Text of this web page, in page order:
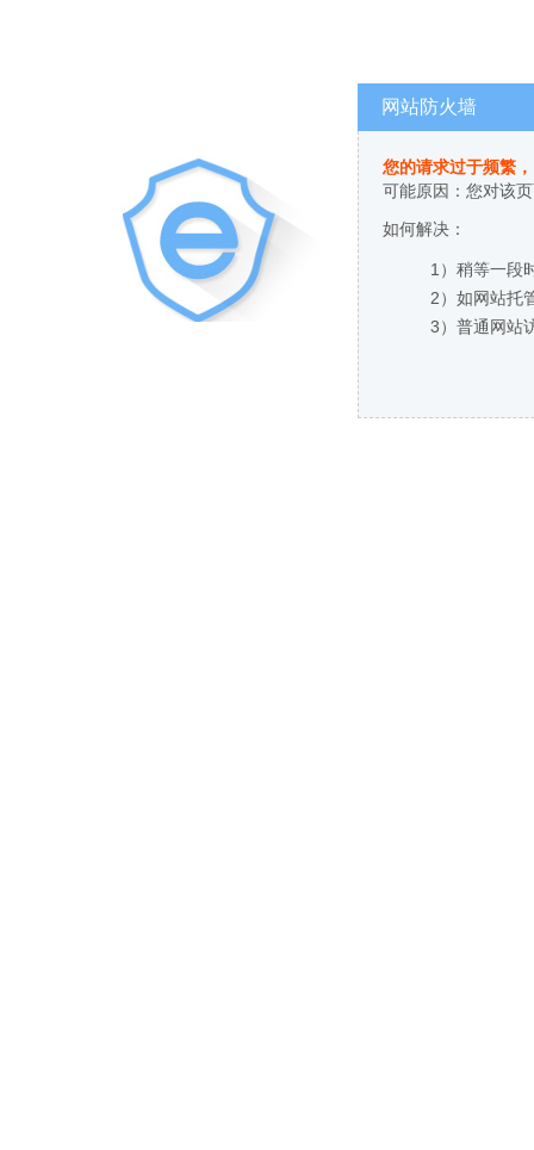
网站防火墙
您的请求过于频繁
可能原因：您对该
如何解决：
1）稍等一段
2）如网站托
3）普通网站